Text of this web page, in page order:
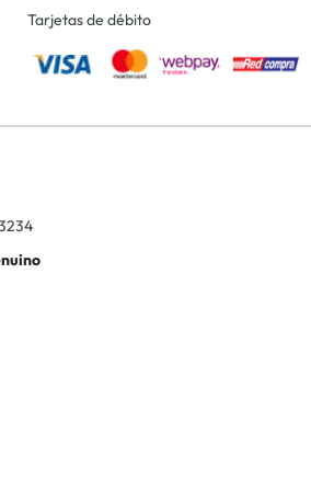
Tarjetas de débito